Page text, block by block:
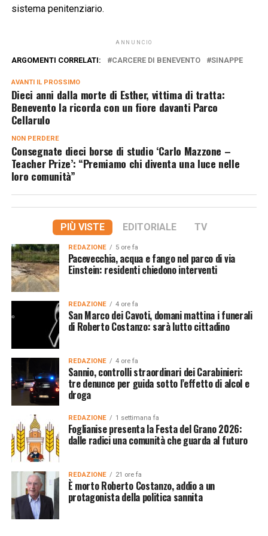
sistema penitenziario.
ANNUNCIO
ARGOMENTI CORRELATI: CARCERE DI BENEVENTO SINAPPE
AVANTI IL ​​PROSSIMO
Dieci anni dalla morte di Esther, vittima di tratta:
Benevento la ricorda con un fiore davanti Parco
Cellarulo
NON PERDERE
Consegnate dieci borse di studio ‘Carlo Mazzone –
Teacher Prize’: “Premiamo chi diventa una luce nelle
loro comunità”
PIÙ VISTE EDITORIALE TV
REDAZIONE 5 ore fa
Pacevecchia, acqua e fango nel parco di via
Einstein: residenti chiedono interventi
REDAZIONE 4 ore fa
San Marco dei Cavoti, domani mattina i funerali
di Roberto Costanzo: sarà lutto cittadino
REDAZIONE 4 ore fa
Sannio, controlli straordinari dei Carabinieri:
tre denunce per guida sotto l’effetto di alcol e
droga
REDAZIONE 1 settimana fa
Foglianise presenta la Festa del Grano 2026:
dalle radici una comunità che guarda al futuro
REDAZIONE 21 ore fa
È morto Roberto Costanzo, addio a un
protagonista della politica sannita